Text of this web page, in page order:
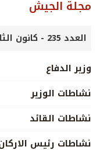
مجلة الجيش
العدد 235 - كانون الثاني 2005
وزير الدفاع
نشاطات الوزير
نشاطات القائد
نشاطات رئيس